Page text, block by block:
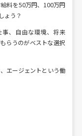
料を50万円、100万円
ょう？
、自由な環境、将来
らうのがベストな選択
エージェントという働